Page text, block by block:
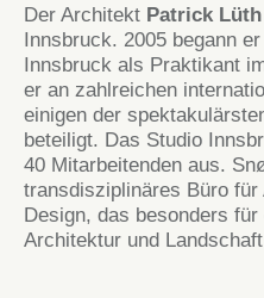
Der Architekt Patrick Lüth
Innsbruck. 2005 begann
Innsbruck als Praktikant
er an zahlreichen
einigen der
beteiligt. Das Studio
40 Mitarbeitenden aus.
transdisziplinäres Büro
Design, das besonders
Architektur und